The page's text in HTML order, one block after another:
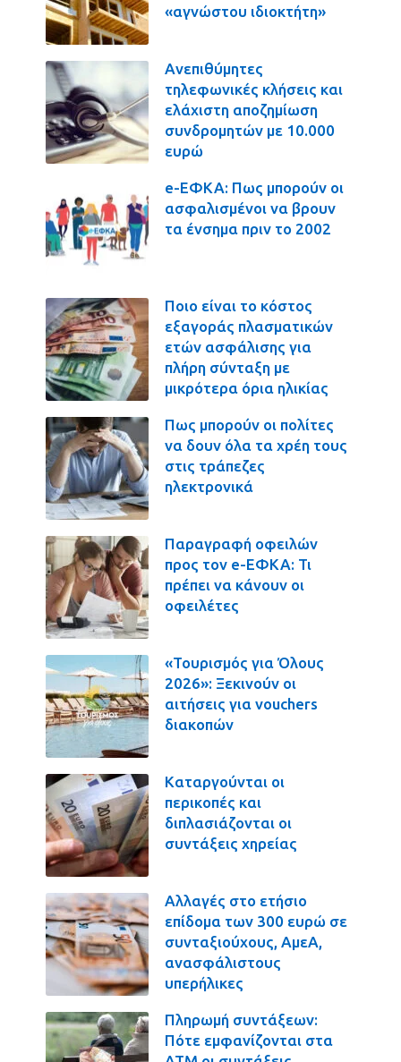
«αγνώστου ιδιοκτήτη»
Ανεπιθύμητες
τηλεφωνικές κλήσεις και
ελάχιστη αποζημίωση
συνδρομητών με 10.000
ευρώ
e-ΕΦΚΑ: Πως μπορούν οι
ασφαλισμένοι να βρουν
τα ένσημα πριν το 2002
Ποιο είναι το κόστος
εξαγοράς πλασματικών
ετών ασφάλισης για
πλήρη σύνταξη με
μικρότερα όρια ηλικίας
Πως μπορούν οι πολίτες
να δουν όλα τα χρέη τους
στις τράπεζες
ηλεκτρονικά
Παραγραφή οφειλών
προς τον e-ΕΦΚΑ: Τι
πρέπει να κάνουν οι
οφειλέτες
«Τουρισμός για Όλους
2026»: Ξεκινούν οι
αιτήσεις για vouchers
διακοπών
Καταργούνται οι
περικοπές και
διπλασιάζονται οι
συντάξεις χηρείας
Αλλαγές στο ετήσιο
επίδομα των 300 ευρώ σε
συνταξιούχους, ΑμεΑ,
ανασφάλιστους
υπερήλικες
Πληρωμή συντάξεων:
Πότε εμφανίζονται στα